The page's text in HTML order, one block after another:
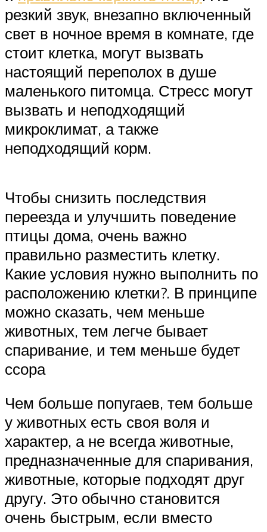
резкий звук, внезапно включенный
свет в ночное время в комнате, где
стоит клетка, могут вызвать
настоящий переполох в душе
маленького питомца. Стресс могут
вызвать и неподходящий
микроклимат, а также
неподходящий корм.
Чтобы снизить последствия
переезда и улучшить поведение
птицы дома, очень важно
правильно разместить клетку.
Какие условия нужно выполнить по
расположению клетки?. В принципе
можно сказать, чем меньше
животных, тем легче бывает
спаривание, и тем меньше будет
ссора
Чем больше попугаев, тем больше
у животных есть своя воля и
характер, а не всегда животные,
предназначенные для спаривания,
животные, которые подходят друг
другу. Это обычно становится
очень быстрым, если вместо